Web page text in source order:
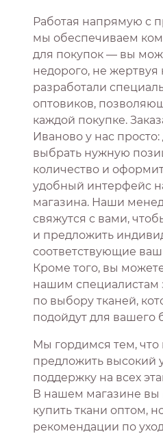
Работая напрямую с
мы обеспечиваем
для покупок — вы
недорого, не
разработали
оптовиков,
каждой покупке.
Иваново у нас просто:
выбрать нужную
количество и
удобный интерфейс
магазина. Наши
свяжутся с вами,
и предложить
соответствующие
Кроме того, вы
нашим специалистам
по выбору тканей,
подойдут для вашего
Мы гордимся тем,
предложить высокий
поддержку на всех
В нашем магазине вы
купить ткани оптом,
рекомендации по